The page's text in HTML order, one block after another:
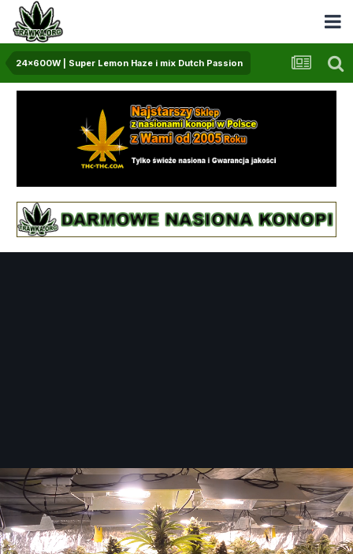
24x600W | Super Lemon Haze i mix Dutch Passion